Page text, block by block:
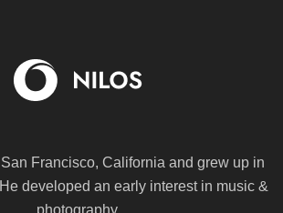
Francisco, California and grew up in
developed an early interest in music &
photography.